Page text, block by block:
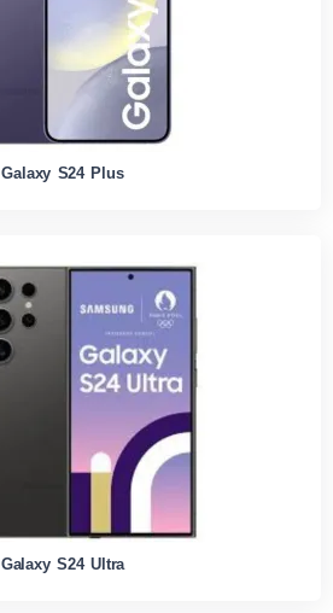
Galaxy S24 Plus
Galaxy S24 Ultra